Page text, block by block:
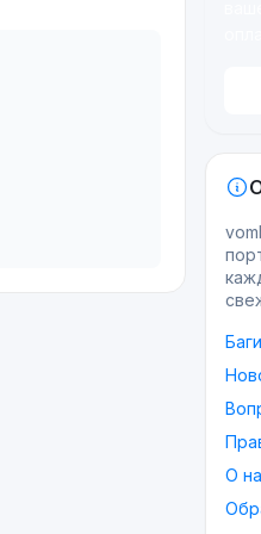
О